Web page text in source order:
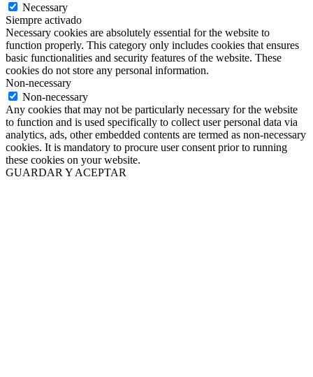
Necessary
Siempre activado
Necessary cookies are absolutely essential for the website to
function properly. This category only includes cookies that ensures
basic functionalities and security features of the website. These
cookies do not store any personal information.
Non-necessary
Non-necessary
Any cookies that may not be particularly necessary for the website
to function and is used specifically to collect user personal data via
analytics, ads, other embedded contents are termed as non-necessary
cookies. It is mandatory to procure user consent prior to running
these cookies on your website.
GUARDAR Y ACEPTAR